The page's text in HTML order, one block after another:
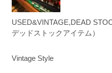
USED&VINTAGE,DEAD
デッドストックアイテム）
Vintage Style